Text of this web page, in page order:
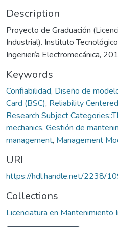
Description
Proyecto de Graduación
Industrial). Instituto
Ingeniería Electromecánica,
Keywords
Confiabilidad, Diseño de
Card (BSC), Reliability
Research Subject
mechanics, Gestión de
management, Management
URI
https://hdl.handle.net/2238/
Collections
Licenciatura en Mantenimiento